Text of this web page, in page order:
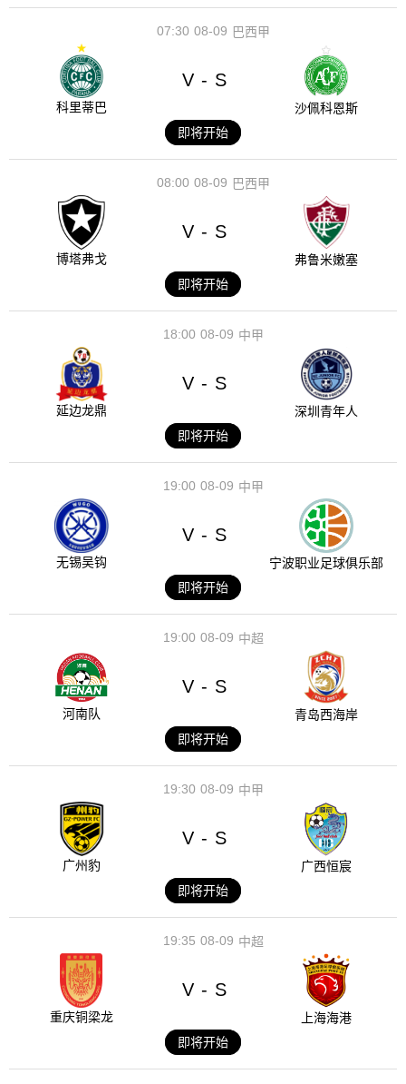
08-09
07:30 巴西甲
科里蒂巴
V - S
沙佩科恩斯
即将开始
08-09
08:00 巴西甲
博塔弗戈
V - S
弗鲁米嫩塞
即将开始
08-09
18:00 中甲
延边龙鼎
V - S
深圳青年人
即将开始
08-09
19:00 中甲
无锡吴钩
V - S
宁波职业足球俱乐部
即将开始
08-09
19:00 中超
河南队
V - S
青岛西海岸
即将开始
08-09
19:30 中甲
广州豹
V - S
广西恒宸
即将开始
08-09
19:35 中超
重庆铜梁龙
V - S
上海海港
即将开始